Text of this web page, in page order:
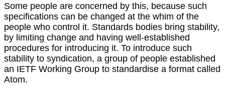
Some people are concerned by this, because such
specifications can be changed at the whim of the
people who control it. Standards bodies bring stability,
by limiting change and having well-established
procedures for introducing it. To introduce such
stability to syndication, a group of people established
an IETF Working Group to standardise a format called
Atom.